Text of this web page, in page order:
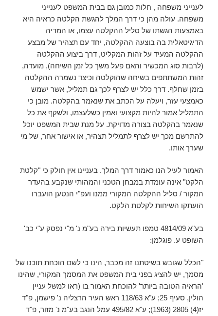
לענייני משפחה , חלות כמובן גם בבית המשפט לענייני
משפחה. עולה מהן כי דרך המלך להגשת הקלטה כראיה היא
באמצעות הגשתו של סליל ההקלטה עצמו, או המדיה
הדיגיטאלית בה בוצעה ההקלטה, יחד עם תצהיר של מבצע
ההקלטה המעיד על זהות המקליט, דרך ביצוע ההקלטה
(לרבות סוג המכשיר והאם פעל משך כל זמן השיחה), מועדה,
זהות המשתתפים בשיחה שהוקלטה וכיצד נשמרה ההקלטה
בזמן שחלף. דרך כלל יש לצרף לכך גם תמליל, אשר ישמש
כאמצעי עזר, ויעלה על הכתב את שנאמר בהקלטה. מובן כי
התמליל אמור להיות מקצועי ואמין כשלעצמו, ולשקף את כל
שנאמר בהקלטה בצורה מדויקת. על מנת שבית המשפט יוכל
להתרשם מכך יש לצרף לתמליל תצהיר, או אישור אחר, של מי
שערך אותו.
האמור לעיל הנו כאמור דרך המלך. בעניינו אין חולק כי "קלטת
הלקט" אינה עומדת במבחן הטכני והמהותי שנקבע בהעדר
המקור / סליל ההקלטה המקורי ממנו ועפ"י הנטען הועברו
הועתקו השיחות לקלטת הלקט.
בע"א 4814/09 טמפו תעשיות בירה בע"מ נ' מ"י נפסק ע"י כב'
השופט ע. פוגלמן:
"הכלל שגובש בשיטתנו זה מכבר, הינו כי לשם הוכחת תוכנו של
מסמך, יש להציג בפני בית המשפט את המסמך המקורי, שהינו
'הראיה הטובה ביותר' להוכחת האמור בו (ראו למשל עניין
הולין, סעיף 25; ע"א 118/63 ראש העיר הרצליה נ' פישמן, פ"ד
יז(4) 2805 (1963); ע"א 495/82 עמל הנגב בע"מ נ' מזור, פ"ד